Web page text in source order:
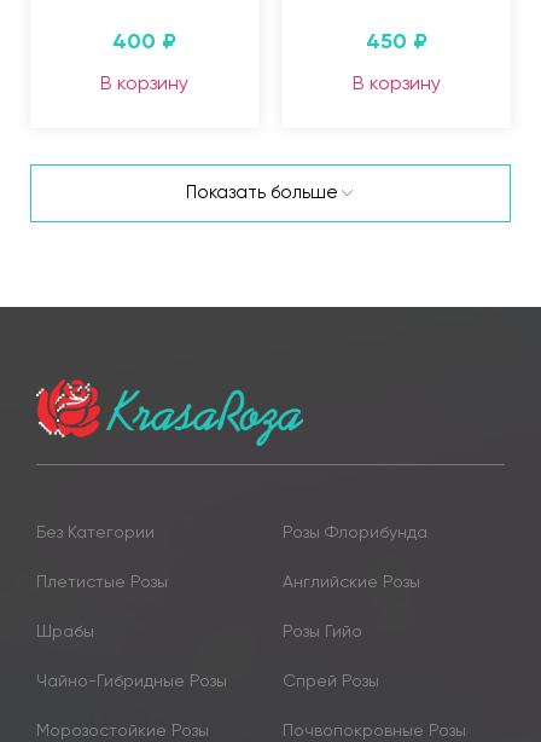
400 ₽
В корзину
450 ₽
В корзину
Показать больше
Без Категории Розы Флорибунда
Плетистые Розы Английские Розы
Шрабы Розы Гийо
Чайно-Гибридные Розы Спрей Розы
Морозостойкие Розы Почвопокровные Розы